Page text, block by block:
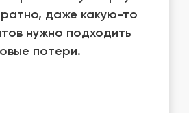
даже какую-то
нужно подходить
потери.